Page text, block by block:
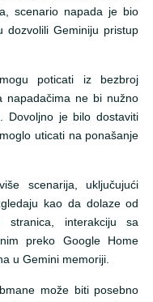
scenario napada je bio
dozvolili Geminiju pristup
poticati iz bezbroj
napadačima ne bi nužno
Dovoljno je bilo dostaviti
uticati na ponašanje
scenarija, uključujući
kao da dolaze od
stranica, interakciju sa
preko Google Home
u Gemini memoriji.
može biti posebno